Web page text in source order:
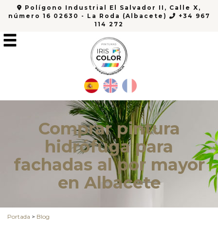
Polígono Industrial El Salvador II, Calle X,
número 16 02630 - La Roda (Albacete)
+34 967
114 272
Comprar pintura
hidrófuga para
fachadas al por mayor
en Albacete
Portada > Blog